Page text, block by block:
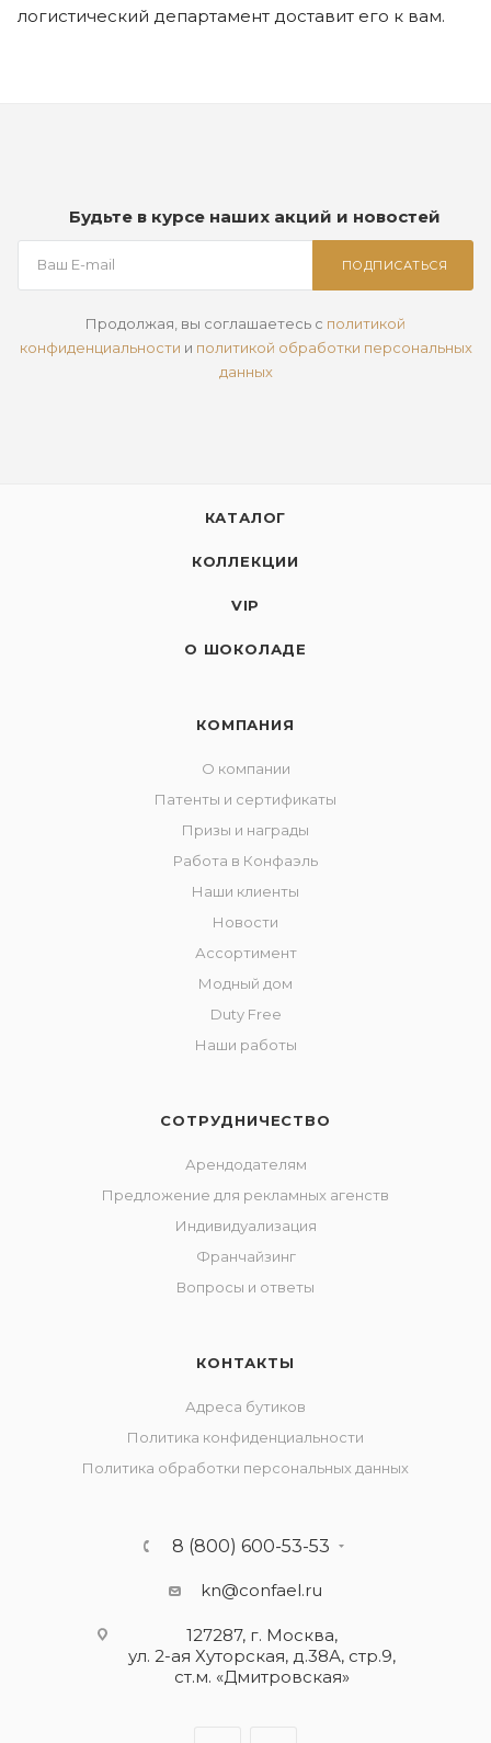
логистический департамент доставит его к вам.
Будьте в курсе наших акций и новостей
ПОДПИСАТЬСЯ
Продолжая, вы соглашаетесь с политикой
конфиденциальности и политикой обработки персональных
данных
КАТАЛОГ
КОЛЛЕКЦИИ
VIP
О ШОКОЛАДЕ
КОМПАНИЯ
О компании
Патенты и сертификаты
Призы и награды
Работа в Конфаэль
Наши клиенты
Новости
Ассортимент
Модный дом
Duty Free
Наши работы
СОТРУДНИЧЕСТВО
Арендодателям
Предложение для рекламных агенств
Индивидуализация
Франчайзинг
Вопросы и ответы
КОНТАКТЫ
Адреса бутиков
Политика конфиденциальности
Политика обработки персональных данных
8 (800) 600-53-53
kn@confael.ru
127287, г. Москва,
ул. 2-ая Хуторская, д.38А, стр.9,
ст.м. «Дмитровская»